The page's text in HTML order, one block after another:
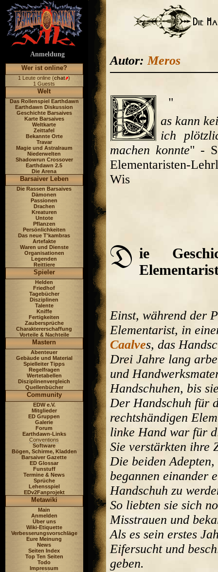
Anmeldung
Wer ist online?
1 Leute online (chat )
1 Guests
Welt
Das Rollenspiel Earthdawn
Earthdawn Diskussion
Geschichte Barsaives
Karte Barsaives
Weltkarte
Zeittafel
Bekannte Orte
Travar
Magie und Astralraum
Niederwelten
Shadowrun Crossover
Earthdawn 2.5
Die Arena
Barsaiver Leben
Die Rassen Barsaives
Dämonen
Passionen
Drachen
Kreaturen
Untote
Pflanzen
Persönlichkeiten
Das neue T'kambras
Artefakte
Waren und Dienste
Organisationen
Legenden
Reittiere
Spieler
Helden
Friedhof
Tagebücher
Disziplinen
Talente
Kniffe
Fertigkeiten
Zaubersprüche
Charaktererschaffung
Vorteile & Nachteile
Mastern
Abenteuer
Gebäude und Material
Spielleiter Tipps
Regelfragen
Wertetabellen
Disziplinenvergleich
Quellenbücher
Community
EDW e.V.
Mitglieder
ED Gruppen
Galerie
Forum
Earthdawn-Links
Conventions
Software
Bögen, Schirme, Kladden
Barsaiver Gazette
ED Glossar
Funstuff
Termine & News
Sprüche
Lehensspiel
EDv2Fanprojekt
Metawiki
Main
Anmelden
Über uns
Wiki-Etiquette
Verbesserungsvorschläge
Eure Meinung
News
Seiten Index
Top Ten Seiten
Todo
Impressum
Autor:Meros
"
as kann
ich
machen konnte" -
Elementaristen-
Wis
ie
Einst, während der
Elementarist, in
Caalves, das
Drei Jahre lang
und
Handschuhen, bis
Der Handschuh für
rechtshändigen
linke Hand war für
Sie verstärkten ihre
Die beiden
begannen einander
Handschuh zu
So liebten sie sich
Misstrauen und
Als es sein erstes
Eifersucht und
geben.